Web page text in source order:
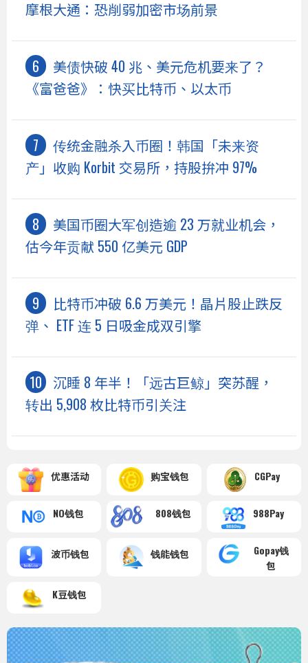
摩根大通：恐削弱加密市场前景
美债快破 40 兆、美元危机要来了？
《富爸爸》：快买比特币、以太币
传统金融杀入币圈！韩国「未来资
产」收购 Korbit 交易所，持股拚冲 97%
美国币圈大军创造逾 23 万就业机会，
估今年贡献 550 亿美元 GDP
比特币冲破 6.6 万美元！晶片股止跌反
弹、 ETF 连 5 日吸金成双引擎
沉睡 8 年半！「远古巨鲸」突苏醒，
转出 5,908 枚比特币引关注
优惠活动 购宝钱包 CGPay
NO钱包 808钱包 988Pay
波币钱包 钱能钱包
Gopay钱
包
K豆钱包